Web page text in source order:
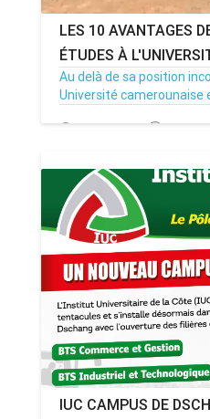
LES 10 AVANTAGES
ÉTUDES À
Au delà de sa position
Université camerounaise
20/09/23 Par
IUC CAMPUS DE